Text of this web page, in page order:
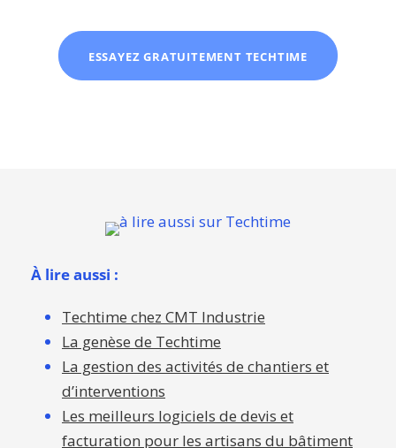
ESSAYEZ GRATUITEMENT TECHTIME
À lire aussi :
Techtime chez CMT Industrie
La genèse de Techtime
La gestion des activités de chantiers et
d’interventions
Les meilleurs logiciels de devis et
facturation pour les artisans du bâtiment